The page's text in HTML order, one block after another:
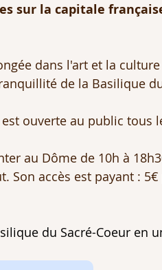
sur la capitale
dans l'art et la
de la Basilique
ouverte au public tous
au Dôme de 10h à
Son accès est payant :
du Sacré-Coeur en